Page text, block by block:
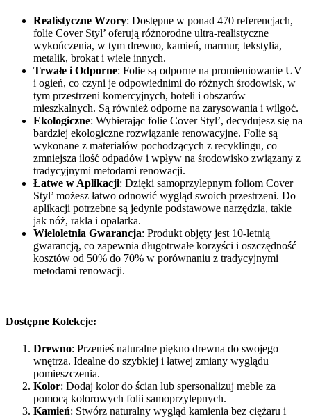
Realistyczne Wzory: Dostępne w ponad 470 referencjach,
folie Cover Styl’ oferują różnorodne ultra-realistyczne
wykończenia, w tym drewno, kamień, marmur, tekstylia,
metalik, brokat i wiele innych.
Trwałe i Odporne: Folie są odporne na promieniowanie UV
i ogień, co czyni je odpowiednimi do różnych środowisk, w
tym przestrzeni komercyjnych, hoteli i obszarów
mieszkalnych. Są również odporne na zarysowania i wilgoć.
Ekologiczne: Wybierając folie Cover Styl’, decydujesz się na
bardziej ekologiczne rozwiązanie renowacyjne. Folie są
wykonane z materiałów pochodzących z recyklingu, co
zmniejsza ilość odpadów i wpływ na środowisko związany z
tradycyjnymi metodami renowacji.
Łatwe w Aplikacji: Dzięki samoprzylepnym foliom Cover
Styl’ możesz łatwo odnowić wygląd swoich przestrzeni. Do
aplikacji potrzebne są jedynie podstawowe narzędzia, takie
jak nóż, rakla i opalarka.
Wieloletnia Gwarancja: Produkt objęty jest 10-letnią
gwarancją, co zapewnia długotrwałe korzyści i oszczędność
kosztów od 50% do 70% w porównaniu z tradycyjnymi
metodami renowacji.
Dostępne Kolekcje:
Drewno: Przenieś naturalne piękno drewna do swojego
wnętrza. Idealne do szybkiej i łatwej zmiany wyglądu
pomieszczenia.
Kolor: Dodaj kolor do ścian lub spersonalizuj meble za
pomocą kolorowych folii samoprzylepnych.
Kamień: Stwórz naturalny wygląd kamienia bez ciężaru i